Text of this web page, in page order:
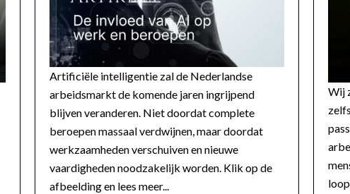
Artificiële intelligentie zal de Nederlandse
arbeidsmarkt de komende jaren ingrijpend
blijven veranderen. Niet doordat complete
beroepen massaal verdwijnen, maar doordat
werkzaamheden verschuiven en nieuwe
vaardigheden noodzakelijk worden. Klik op de
afbeelding en lees meer...
Wij